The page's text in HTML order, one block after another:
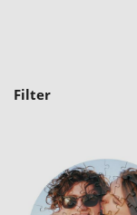
Filter